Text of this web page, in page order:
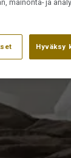
mainonta- ja
Hyväksy